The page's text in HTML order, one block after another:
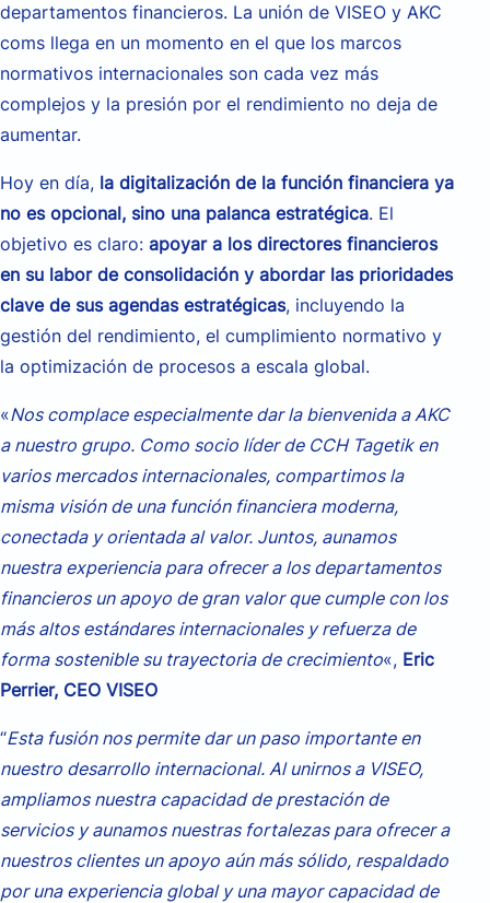
departamentos financieros. La unión de VISEO y AKC
coms llega en un momento en el que los marcos
normativos internacionales son cada vez más
complejos y la presión por el rendimiento no deja de
aumentar.
Hoy en día, la digitalización de la función financiera ya
no es opcional, sino una palanca estratégica. El
objetivo es claro: apoyar a los directores financieros
en su labor de consolidación y abordar las prioridades
clave de sus agendas estratégicas, incluyendo la
gestión del rendimiento, el cumplimiento normativo y
la optimización de procesos a escala global.
«Nos complace especialmente dar la bienvenida a AKC
a nuestro grupo. Como socio líder de CCH Tagetik en
varios mercados internacionales, compartimos la
misma visión de una función financiera moderna,
conectada y orientada al valor. Juntos, aunamos
nuestra experiencia para ofrecer a los departamentos
financieros un apoyo de gran valor que cumple con los
más altos estándares internacionales y refuerza de
forma sostenible su trayectoria de crecimiento«, Eric
Perrier, CEO VISEO
“Esta fusión nos permite dar un paso importante en
nuestro desarrollo internacional. Al unirnos a VISEO,
ampliamos nuestra capacidad de prestación de
servicios y aunamos nuestras fortalezas para ofrecer a
nuestros clientes un apoyo aún más sólido, respaldado
por una experiencia global y una mayor capacidad de